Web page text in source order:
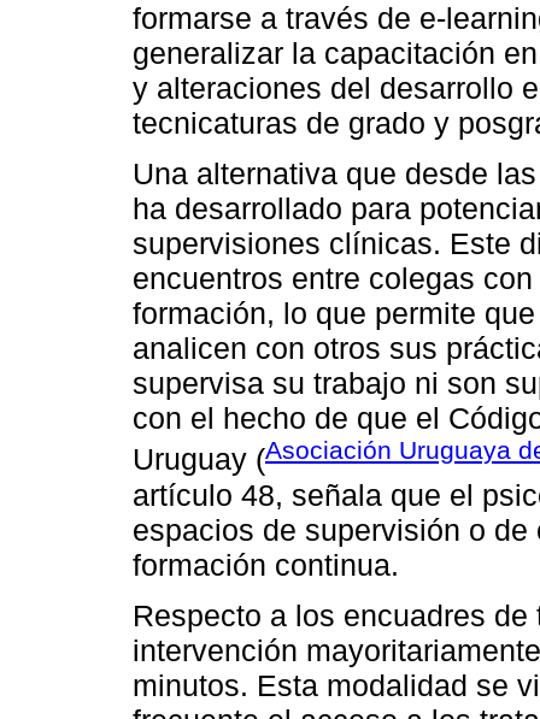
formarse a través de e-
generalizar la capacitación
y alteraciones del desarrollo
tecnicaturas de grado y
Una alternativa que desde
ha desarrollado para
supervisiones clínicas. Este
encuentros entre colegas
formación, lo que permite
analicen con otros sus
supervisa su trabajo ni son
con el hecho de que el
Uruguay (Asociación Uruguaya
artículo 48, señala que el
espacios de supervisión o
formación continua.
Respecto a los encuadres
intervención
minutos. Esta modalidad se